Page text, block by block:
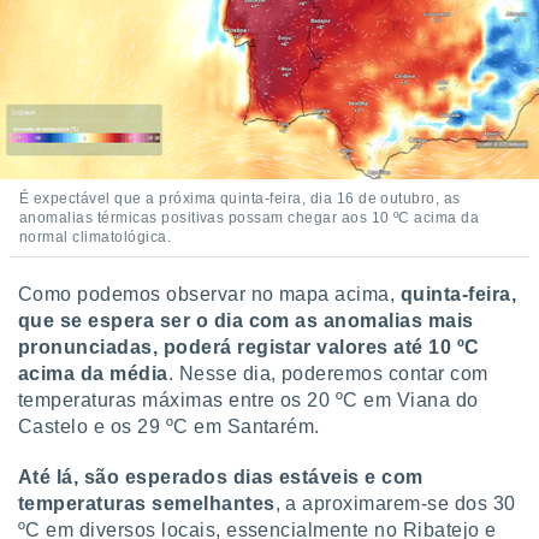
se
tal,
seu
ou opor-
qualquer
em “
na
o
de
para
É expectável que a próxima quinta-feira, dia 16 de outubro, as
anomalias térmicas positivas possam chegar aos 10 ºC acima da
normal climatológica.
Como podemos observar no mapa acima, quinta-feira,
que se espera ser o dia com as anomalias mais
pronunciadas, poderá registar valores até 10 ºC
acima da média. Nesse dia, poderemos contar com
temperaturas máximas entre os 20 ºC em Viana do
Castelo e os 29 ºC em Santarém.
Até lá, são esperados dias estáveis e com
temperaturas semelhantes, a aproximarem-se dos 30
ºC em diversos locais, essencialmente no Ribatejo e